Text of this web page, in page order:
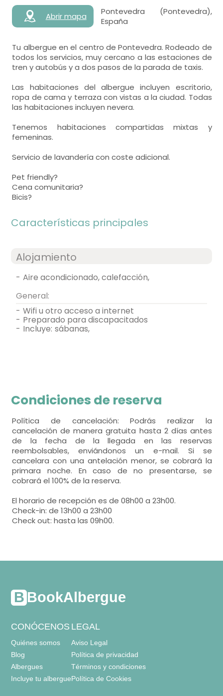
Abrir mapa
Pontevedra (Pontevedra),
España
Tu albergue en el centro de Pontevedra. Rodeado de
todos los servicios, muy cercano a las estaciones de
tren y autobús y a dos pasos de la parada de taxis.
Las habitaciones del albergue incluyen escritorio,
ropa de cama y terraza con vistas a la ciudad. Todas
las habitaciones incluyen nevera.
Tenemos habitaciones compartidas mixtas y
femeninas.
Servicio de lavandería con coste adicional.
Pet friendly?
Cena comunitaria?
Bicis?
Características principales
Alojamiento
-
aire acondicionado, calefacción,
General:
-
wifi u otro acceso a internet
- preparado para discapacitados
- incluye: sábanas,
Condiciones de reserva
Política de cancelación: Podrás realizar la
cancelación de manera gratuita hasta 2 días antes
de la fecha de la llegada en las reservas
reembolsables, enviándonos un e-mail. Si se
cancelara con una antelación menor, se cobrará la
primara noche. En caso de no presentarse, se
cobrará el 100% de la reserva.
El horario de recepción es de 08h00 a 23h00.
Check-in: de 13h00 a 23h00
Check out: hasta las 09h00.
BookAlbergue
CONÓCENOS
Quiénes somos
Blog
Albergues
Incluye tu albergue
LEGAL
Aviso Legal
Política de privacidad
Términos y condiciones
Política de Cookies